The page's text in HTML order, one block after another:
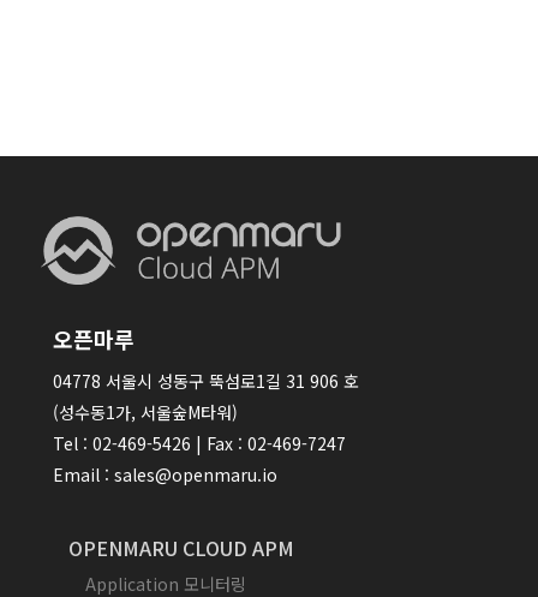
오픈마루
04778 서울시 성동구 뚝섬로1길 31 906 호
(성수동1가, 서울숲M타워)
Tel : 02-469-5426 | Fax : 02-469-7247
Email : sales@openmaru.io
OPENMARU CLOUD APM
Application 모니터링